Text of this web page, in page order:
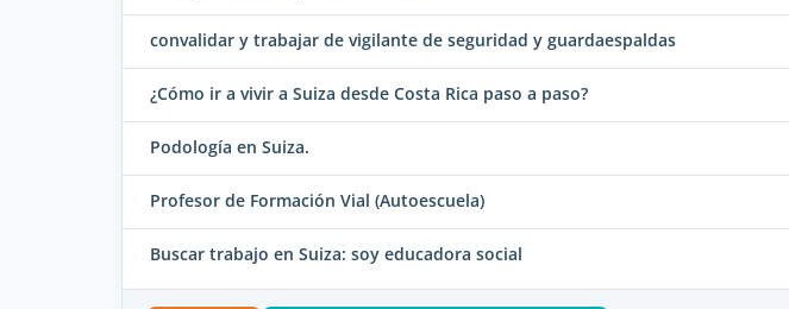
convalidar y trabajar de vigilante de seguridad y guardaespaldas
¿Cómo ir a vivir a Suiza desde Costa Rica paso a paso?
Podología en Suiza.
Profesor de Formación Vial (Autoescuela)
Buscar trabajo en Suiza: soy educadora social